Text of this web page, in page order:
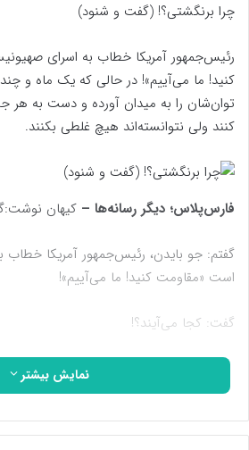
چرا برنگشتی؟! (گفت و شنود)
رئیس‌جمهور آمریکا خطاب به اسرای
کنید! ما می‌آییم‌»! در حالی که یک ماه و
توان‌شان را به میدان آورده و دست به هر
کنند ولی نتوانسته‌اند هیچ غلطی بکنند.
فارس‌پلاس؛ دیگر رسانه‌ها – کیهان
گفتم: جو بایدن، رئیس‌جمهور آمریکا
است «‌مقاومت کنید! ما می‌آییم‌»!
گفت: کجا می‌آیند؟!
گفتم: منظورش این است که به غزه می‌آیند و
دست به هر جنایتی زده‌اند تا آنها را آزاد
نمایش بیشتر